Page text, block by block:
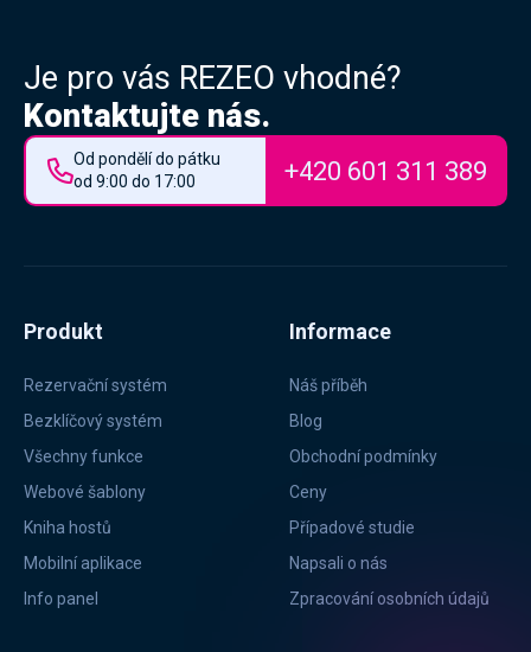
Je pro vás REZEO vhodné?
Kontaktujte nás.
Od pondělí do pátku
od 9:00 do 17:00
+420 601 311 389
Produkt
Rezervační systém
Bezklíčový systém
Všechny funkce
Webové šablony
Kniha hostů
Mobilní aplikace
Info panel
Informace
Náš příběh
Blog
Obchodní podmínky
Ceny
Případové studie
Napsali o nás
Zpracování osobních údajů